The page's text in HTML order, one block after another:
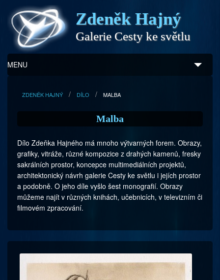
Zdeněk Hajný
Galerie Cesty ke světlu
MENU
Galerie
Program
Doprovodný prodej
ZDENĚK HAJNÝ DÍLO MALBA
Malba
Dílo Zdeňka Hajného má mnoho výtvarných forem. Obrazy,
grafiky, vitráže, různé kompozice z drahých kamenů, fresky
sakrálních prostor, koncepce multimediálních projektů,
architektonický návrh galerie Cesty ke světlu i jejích prostor
a podobně. O jeho díle vyšlo šest monografií. Obrazy
můžeme najít v různých knihách, učebnicích, v televizním či
filmovém zpracování.